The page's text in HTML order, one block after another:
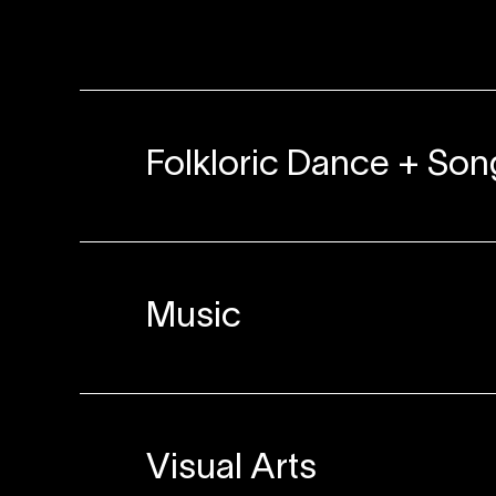
Folkloric Dance +
Music
Visual Arts